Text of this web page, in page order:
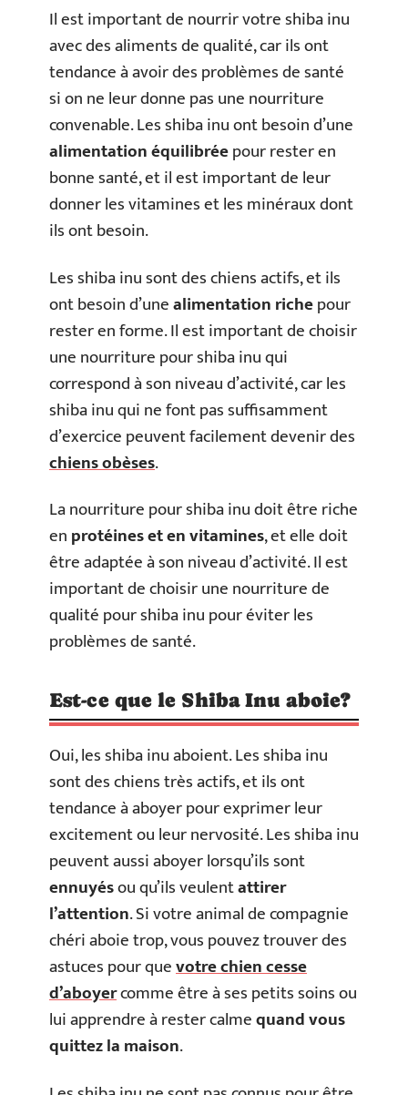
Il est important de nourrir votre shiba inu
avec des aliments de qualité, car ils ont
tendance à avoir des problèmes de santé
si on ne leur donne pas une nourriture
convenable. Les shiba inu ont besoin d’une
alimentation équilibréepour rester en
bonne santé, et il est important de leur
donner les vitamines et les minéraux dont
ils ont besoin.
Les shiba inu sont des chiens actifs, et ils
ont besoin d’unealimentation richepour
rester en forme. Il est important de choisir
une nourriture pour shiba inu qui
correspond à son niveau d’activité, car les
shiba inu qui ne font pas suffisamment
d’exercice peuvent facilement devenir des
chiens obèses.
La nourriture pour shiba inu doit être riche
enprotéines et en vitamines, et elle doit
être adaptée à son niveau d’activité. Il est
important de choisir une nourriture de
qualité pour shiba inu pour éviter les
problèmes de santé.
Est-ce que le Shiba Inu aboie?
Oui, les shiba inu aboient. Les shiba inu
sont des chiens très actifs, et ils ont
tendance à aboyer pour exprimer leur
excitement ou leur nervosité. Les shiba inu
peuvent aussi aboyer lorsqu’ils sont
ennuyésou qu’ils veulentattirer
l’attention. Si votre animal de compagnie
chéri aboie trop, vous pouvez trouver des
astuces pour quevotre chien cesse
d’aboyercomme être à ses petits soins ou
lui apprendre à rester calmequand vous
quittez la maison.